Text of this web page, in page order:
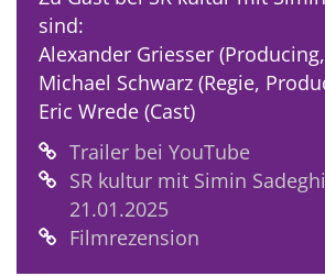
sind:
Alexander Griesser
Michael Schwarz (Regie,
Eric Wrede (Cast)
Trailer bei YouTube
SR kultur mit Simin
21.01.2025
Filmrezension